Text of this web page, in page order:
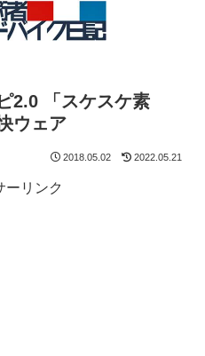
2.0 「スケスケ素
ウェア
2018.05.02 2022.05.21
ーリンク